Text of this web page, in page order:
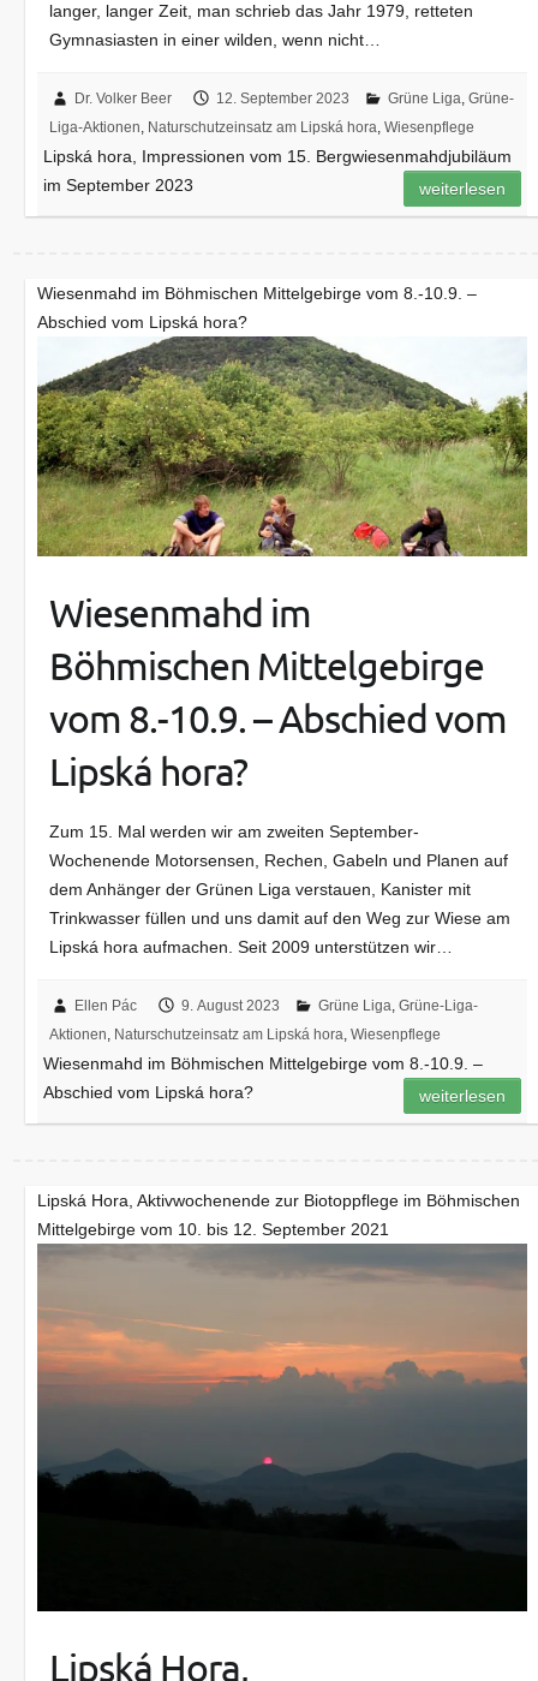
langer, langer Zeit, man schrieb das Jahr 1979, retteten
Gymnasiasten in einer wilden, wenn nicht…
Dr. Volker Beer 12. September 2023 Grüne Liga,Grüne-
Liga-Aktionen, Naturschutzeinsatz am Lipská hora,Wiesenpflege
Lipská hora, Impressionen vom 15. Bergwiesenmahdjubiläum
im September 2023
weiterlesen
Wiesenmahd im Böhmischen Mittelgebirge vom 8.-10.9. –
Abschied vom Lipská hora?
Wiesenmahd im
Böhmischen Mittelgebirge
vom 8.-10.9. – Abschied vom
Lipská hora?
Zum 15. Mal werden wir am zweiten September-
Wochenende Motorsensen, Rechen, Gabeln und Planen auf
dem Anhänger der Grünen Liga verstauen, Kanister mit
Trinkwasser füllen und uns damit auf den Weg zur Wiese am
Lipská hora aufmachen. Seit 2009 unterstützen wir…
Ellen Pác 9. August 2023 Grüne Liga,Grüne-Liga-
Aktionen, Naturschutzeinsatz am Lipská hora,Wiesenpflege
Wiesenmahd im Böhmischen Mittelgebirge vom 8.-10.9. –
Abschied vom Lipská hora?
weiterlesen
Lipská Hora, Aktivwochenende zur Biotoppflege im Böhmischen
Mittelgebirge vom 10. bis 12. September 2021
Lipská Hora,